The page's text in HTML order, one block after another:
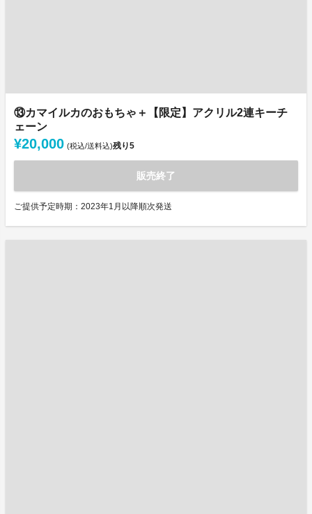
⑬カマイルカのおもちゃ＋【限定】アクリル2連キーチ
ェーン
¥20,000 (税込/送料込)残り5
販売終了
ご提供予定時期：2023年1月以降順次発送